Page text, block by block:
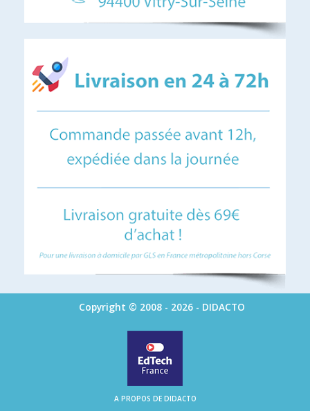
Copyright © 2008 - 2026 - DIDACTO
A PROPOS DE DIDACTO